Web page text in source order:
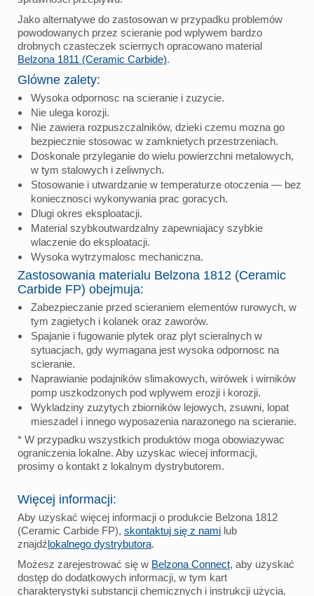
Jako alternatywe do zastosowan w przypadku problemów
powodowanych przez scieranie pod wplywem bardzo
drobnych czasteczek sciernych opracowano material
Belzona 1811 (Ceramic Carbide).
Glówne zalety:
Wysoka odpornosc na scieranie i zuzycie.
Nie ulega korozji.
Nie zawiera rozpuszczalników, dzieki czemu mozna go
bezpiecznie stosowac w zamknietych przestrzeniach.
Doskonale przyleganie do wielu powierzchni metalowych,
w tym stalowych i zeliwnych.
Stosowanie i utwardzanie w temperaturze otoczenia — bez
koniecznosci wykonywania prac goracych.
Dlugi okres eksploatacji.
Material szybkoutwardzalny zapewniajacy szybkie
wlaczenie do eksploatacji.
Wysoka wytrzymalosc mechaniczna.
Zastosowania materialu Belzona 1812 (Ceramic
Carbide FP) obejmuja:
Zabezpieczanie przed scieraniem elementów rurowych, w
tym zagietych i kolanek oraz zaworów.
Spajanie i fugowanie plytek oraz plyt scieralnych w
sytuacjach, gdy wymagana jest wysoka odpornosc na
scieranie.
Naprawianie podajników slimakowych, wirówek i wirników
pomp uszkodzonych pod wplywem erozji i korozji.
Wykladziny zuzytych zbiorników lejowych, zsuwni, lopat
mieszadel i innego wyposazenia narazonego na scieranie.
* W przypadku wszystkich produktów moga obowiazywac
ograniczenia lokalne. Aby uzyskac wiecej informacji,
prosimy o kontakt z lokalnym dystrybutorem.
Więcej informacji:
Aby uzyskać więcej informacji o produkcie Belzona 1812
(Ceramic Carbide FP), skontaktuj się z nami lub
znajdźlokalnego dystrybutora.
Możesz zarejestrować się w Belzona Connect, aby uzyskać
dostęp do dodatkowych informacji, w tym kart
charakterystyki substancji chemicznych i instrukcji użycia.